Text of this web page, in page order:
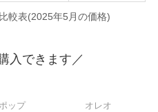
較表(2025年5月の価格)
入できます／
ップ オレオ